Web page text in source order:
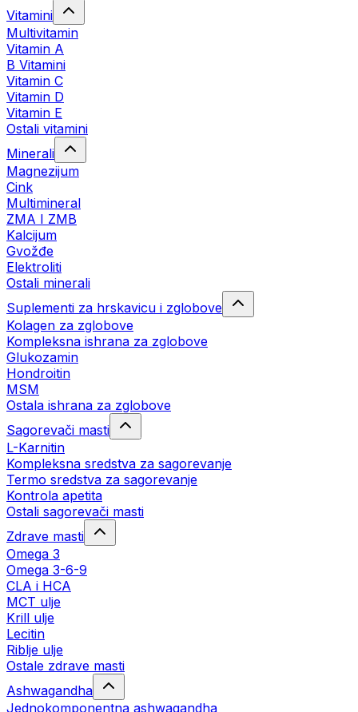
Vitamini
Multivitamin
Vitamin A
B Vitamini
Vitamin C
Vitamin D
Vitamin E
Ostali vitamini
Minerali
Magnezijum
Cink
Multimineral
ZMA I ZMB
Kalcijum
Gvožđe
Elektroliti
Ostali minerali
Suplementi za hrskavicu i zglobove
Kolagen za zglobove
Kompleksna ishrana za zglobove
Glukozamin
Hondroitin
MSM
Ostala ishrana za zglobove
Sagorevači masti
L-Karnitin
Kompleksna sredstva za sagorevanje
Termo sredstva za sagorevanje
Kontrola apetita
Ostali sagorevači masti
Zdrave masti
Omega 3
Omega 3-6-9
CLA i HCA
MCT ulje
Krill ulje
Lecitin
Riblje ulje
Ostale zdrave masti
Ashwagandha
Jednokomponentna ashwagandha